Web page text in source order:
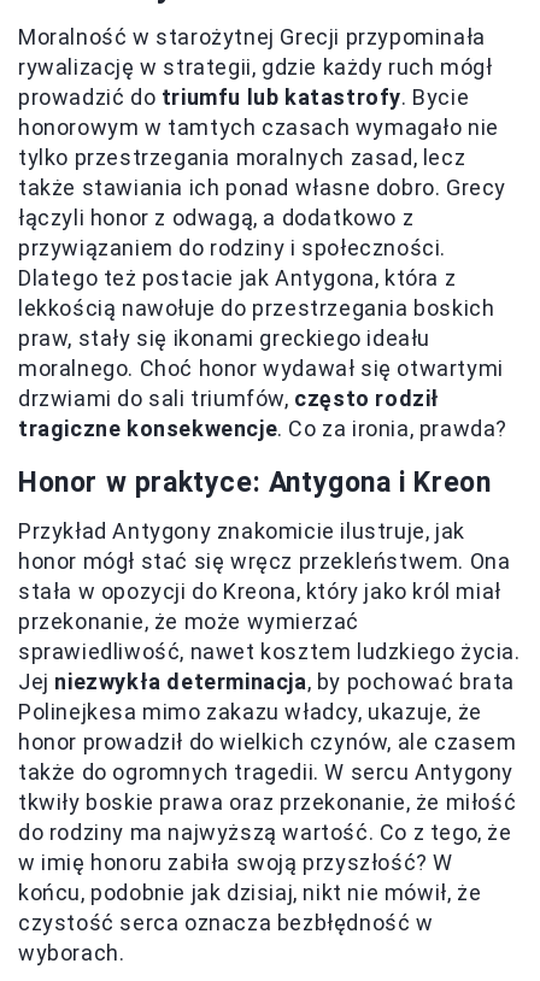
Moralność w starożytnej Grecji przypominała
rywalizację w strategii, gdzie każdy ruch mógł
prowadzić do triumfu lub katastrofy. Bycie
honorowym w tamtych czasach wymagało nie
tylko przestrzegania moralnych zasad, lecz
także stawiania ich ponad własne dobro. Grecy
łączyli honor z odwagą, a dodatkowo z
przywiązaniem do rodziny i społeczności.
Dlatego też postacie jak Antygona, która z
lekkością nawołuje do przestrzegania boskich
praw, stały się ikonami greckiego ideału
moralnego. Choć honor wydawał się otwartymi
drzwiami do sali triumfów, często rodził
tragiczne konsekwencje. Co za ironia, prawda?
Honor w praktyce: Antygona i Kreon
Przykład Antygony znakomicie ilustruje, jak
honor mógł stać się wręcz przekleństwem. Ona
stała w opozycji do Kreona, który jako król miał
przekonanie, że może wymierzać
sprawiedliwość, nawet kosztem ludzkiego życia.
Jej niezwykła determinacja, by pochować brata
Polinejkesa mimo zakazu władcy, ukazuje, że
honor prowadził do wielkich czynów, ale czasem
także do ogromnych tragedii. W sercu Antygony
tkwiły boskie prawa oraz przekonanie, że miłość
do rodziny ma najwyższą wartość. Co z tego, że
w imię honoru zabiła swoją przyszłość? W
końcu, podobnie jak dzisiaj, nikt nie mówił, że
czystość serca oznacza bezbłędność w
wyborach.